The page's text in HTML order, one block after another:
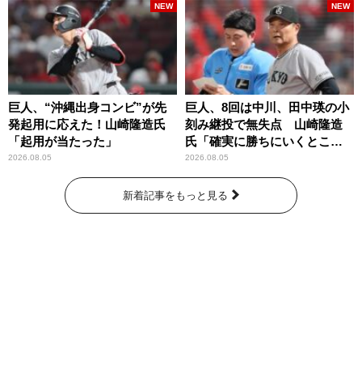
巨人、“沖縄出身コンビ”が先
発起用に応えた！山崎隆造氏
「起用が当たった」
2026.08.05
NEW
巨人、8回は中川、田中瑛の小
刻み継投で無失点 山崎隆造
氏「確実に勝ちにいくとこ
ろ」
2026.08.05
NEW
新着記事をもっと見る